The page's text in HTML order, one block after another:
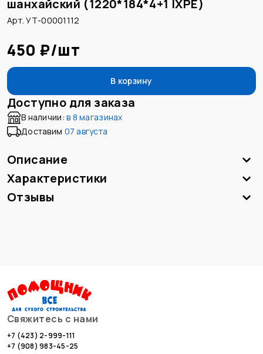
шанхайский (1220*184*4+1 IXPE)
Арт. УТ-00001112
450 ₽/шт
В корзину
Доступно для заказа
В наличии: в 8 магазинах
Доставим 07 августа
Описание
Характеристики
Отзывы
Свяжитесь с нами
+7 (423) 2-999-111
+7 (908) 983-45-25